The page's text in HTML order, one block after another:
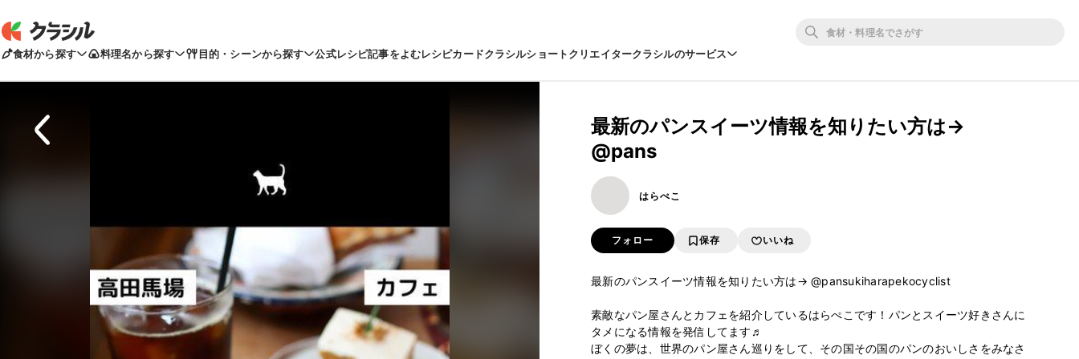
食材から探す 料理名から探す 目的・シーンから探す 公式レシピ記事をよむレシピカードクラシルショートクリエイタークラシルのサービス
最新のパンスイーツ情報を知りたい方は→
@pans
はらぺこ
フォロー 保存 いいね
最新のパンスイーツ情報を知りたい方は→ @pansukiharapekocyclist
素敵なパン屋さんとカフェを紹介しているはらぺこです！パンとスイーツ好きさんに
タメになる情報を発信してます♬
ぼくの夢は、世界のパン屋さん巡りをして、その国その国のパンのおいしさをみなさ